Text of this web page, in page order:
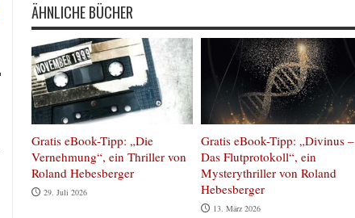
ÄHNLICHE BÜCHER
Gratis eBook-Tipp: „Die
Vernehmung“, ein Thriller von
Roland Hebesberger
29. Juli 2026
Gratis eBook-Tipp: „Divinus –
Das Flutprotokoll“, ein
Mysterythriller von Roland
Hebesberger
13. März 2026